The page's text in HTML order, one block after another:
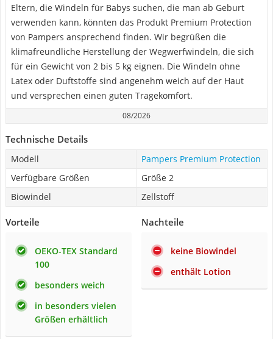
Eltern, die Windeln für Babys suchen, die man ab Geburt
verwenden kann, könnten das Produkt Premium Protection
von Pampers ansprechend finden. Wir begrüßen die
klimafreundliche Herstellung der Wegwerfwindeln, die sich
für ein Gewicht von 2 bis 5 kg eignen. Die Windeln ohne
Latex oder Duftstoffe sind angenehm weich auf der Haut
und versprechen einen guten Tragekomfort.
08/2026
Technische Details
Modell
Pampers Premium Protection
Verfügbare Größen
Größe 2
Biowindel
Zellstoff
Vorteile
OEKO-TEX Standard
100
besonders weich
in besonders vielen
Größen erhältlich
Nachteile
keine Biowindel
enthält Lotion